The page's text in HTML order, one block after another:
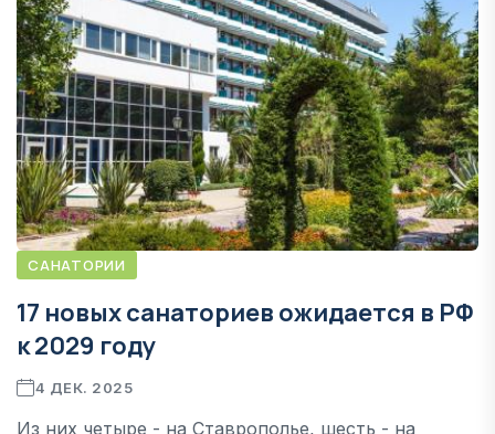
САНАТОРИИ
17 новых санаториев ожидается в РФ
к 2029 году
4 ДЕК. 2025
Из них четыре - на Ставрополье, шесть - на